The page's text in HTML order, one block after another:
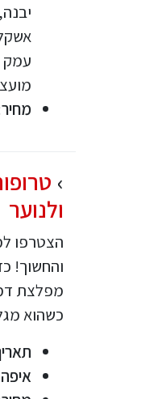
עמק
מחיר
ולנוער
הצטרפו
והחשוך!
מפלצת
כשהוא
איפה